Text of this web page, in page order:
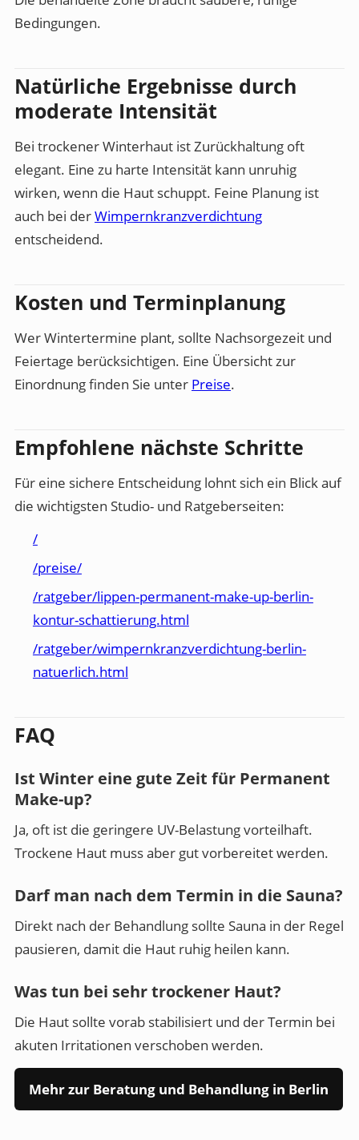
Bedingungen.
Natürliche Ergebnisse durch
moderate Intensität
Bei trockener Winterhaut ist Zurückhaltung oft
elegant. Eine zu harte Intensität kann unruhig
wirken, wenn die Haut schuppt. Feine Planung ist
auch bei derWimpernkranzverdichtung
entscheidend.
Kosten und Terminplanung
Wer Wintertermine plant, sollte Nachsorgezeit und
Feiertage berücksichtigen. Eine Übersicht zur
Einordnung finden Sie unter Preise.
Empfohlene nächste Schritte
Für eine sichere Entscheidung lohnt sich ein Blick auf
die wichtigsten Studio- und Ratgeberseiten:
/
/preise/
/ratgeber/lippen-permanent-make-up-berlin-
kontur-schattierung.html
/ratgeber/wimpernkranzverdichtung-berlin-
natuerlich.html
FAQ
Ist Winter eine gute Zeit für Permanent
Make-up?
Ja, oft ist die geringere UV-Belastung vorteilhaft.
Trockene Haut muss aber gut vorbereitet werden.
Darf man nach dem Termin in die Sauna?
Direkt nach der Behandlung sollte Sauna in der Regel
pausieren, damit die Haut ruhig heilen kann.
Was tun bei sehr trockener Haut?
Die Haut sollte vorab stabilisiert und der Termin bei
akuten Irritationen verschoben werden.
Mehr zur Beratung und Behandlung in Berlin